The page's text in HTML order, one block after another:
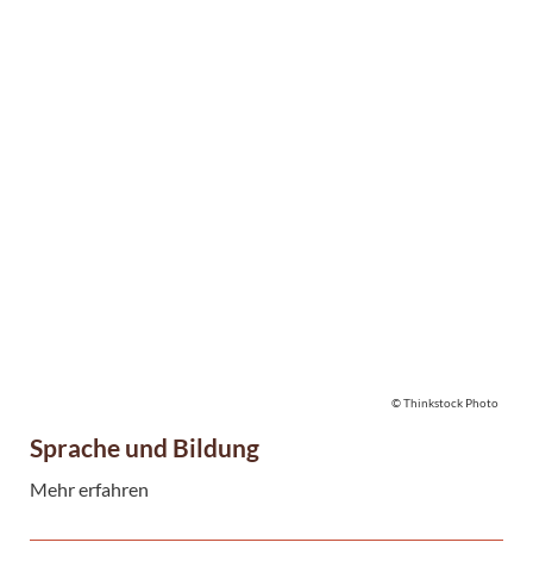
Sprache und Bildung
Mehr erfahren
© Thinkstock Photo